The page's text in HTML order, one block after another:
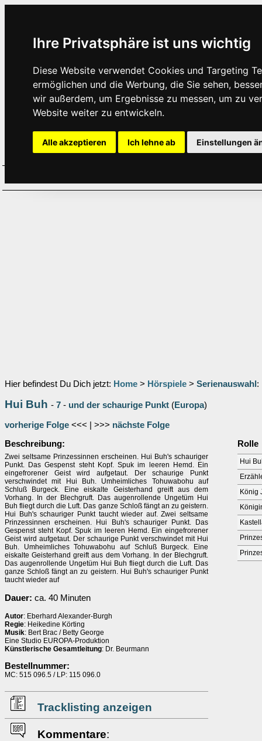
Ihre Privatsphäre ist uns wichtig
Diese Website verwendet Cookies und Targeting
ermöglichen und die Werbung, die Sie sehen,
wir außerdem, um Ergebnisse zu messen, um zu
Website weiter zu entwickeln.
Alle akzeptieren Ich lehne ab Einstellungen
Hier befindest Du Dich jetzt: Home > Hörspiele > Serienauswahl :
Hui Buh - 7 - und der schaurige Punkt (Europa)
vorherige Folge <<< | >>> nächste Folge
Beschreibung:
Zwei seltsame Prinzessinnen erscheinen. Hui Buh's schauriger
Punkt. Das Gespenst steht Kopf. Spuk im leeren Hemd. Ein
eingefrorener Geist wird aufgetaut. Der schaurige Punkt
verschwindet mit Hui Buh. Umheimliches Tohuwabohu auf
Schluß Burgeck. Eine eiskalte Geisterhand greift aus dem
Vorhang. In der Blechgruft. Das augenrollende Ungetüm Hui
Buh fliegt durch die Luft. Das ganze Schloß fängt an zu geistern.
Hui Buh's schauriger Punkt taucht wieder auf. Zwei seltsame
Prinzessinnen erscheinen. Hui Buh's schauriger Punkt. Das
Gespenst steht Kopf. Spuk im leeren Hemd. Ein eingefrorener
Geist wird aufgetaut. Der schaurige Punkt verschwindet mit Hui
Buh. Umheimliches Tohuwabohu auf Schluß Burgeck. Eine
eiskalte Geisterhand greift aus dem Vorhang. In der Blechgruft.
Das augenrollende Ungetüm Hui Buh fliegt durch die Luft. Das
ganze Schloß fängt an zu geistern. Hui Buh's schauriger Punkt
taucht wieder auf
Dauer: ca. 40 Minuten
Autor: Eberhard Alexander-Burgh
Regie: Heikedine Körting
Musik: Bert Brac / Betty George
Eine Studio EUROPA-Produktion
Künstlerische Gesamtleitung: Dr. Beurmann
Bestellnummer:
MC: 515 096.5 / LP: 115 096.0
Tracklisting anzeigen
Kommentare:
Rolle
Hui
König